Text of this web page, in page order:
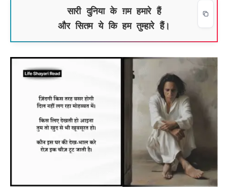
सारी दुनिया के ग़म हमारे हैं
और सितम ये कि हम तुम्हारे हैं।